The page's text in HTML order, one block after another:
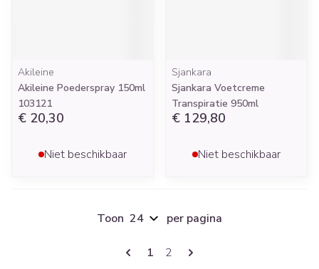
Akileine
Akileine Poederspray 150ml
103121
€ 20,30
Niet beschikbaar
Sjankara
Sjankara Voetcreme
Transpiratie 950ml
€ 129,80
Niet beschikbaar
Pagina's
U lees momenteel pagina
1 Pagina
2
Toon per pagina